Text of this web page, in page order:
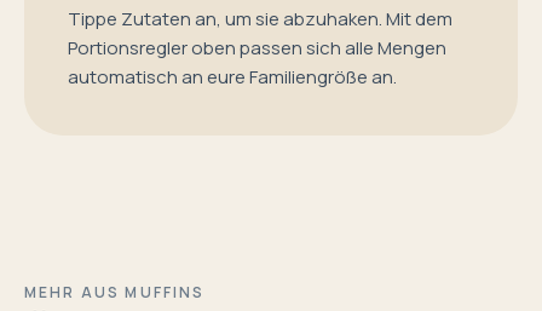
Tippe Zutaten an, um sie abzuhaken. Mit dem
Portionsregler oben passen sich alle Mengen
automatisch an eure Familiengröße an.
MEHR AUS MUFFINS